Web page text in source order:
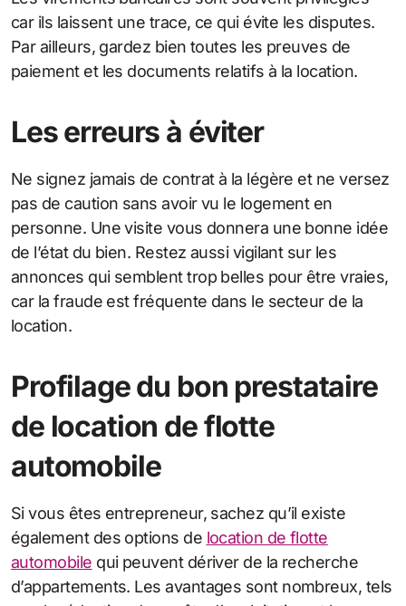
car ils laissent une trace, ce qui évite les disputes.
Par ailleurs, gardez bien toutes les preuves de
paiement et les documents relatifs à la location.
Les erreurs à éviter
Ne signez jamais de contrat à la légère et ne versez
pas de caution sans avoir vu le logement en
personne. Une visite vous donnera une bonne idée
de l’état du bien. Restez aussi vigilant sur les
annonces qui semblent trop belles pour être vraies,
car la fraude est fréquente dans le secteur de la
location.
Profilage du bon prestataire
de location de flotte
automobile
Si vous êtes entrepreneur, sachez qu’il existe
également des options de location de flotte
automobile qui peuvent dériver de la recherche
d’appartements. Les avantages sont nombreux, tels